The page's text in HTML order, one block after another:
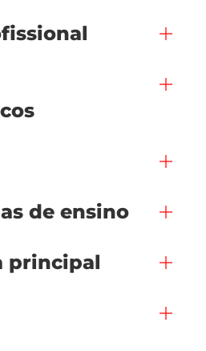
de ensino
principal